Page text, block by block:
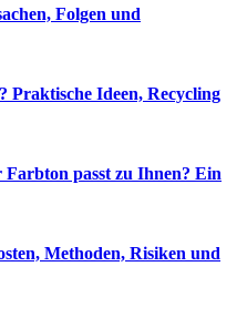
Folgen und
Praktische Ideen, Recycling
passt zu Ihnen? Ein
Methoden, Risiken und